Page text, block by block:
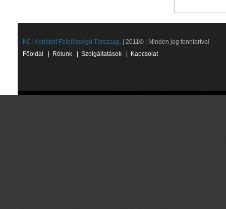
KCI Korlátolt Felelősségű Társaság. | 2011© | Minden jog fenntartva!
Főoldal
Rólunk Szolgáltatások Kapcsolat